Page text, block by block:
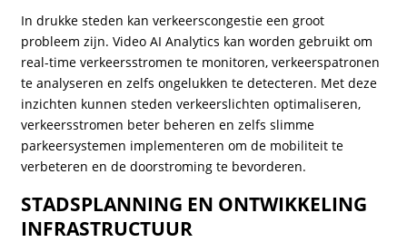
In drukke steden kan verkeerscongestie een groot
probleem zijn. Video AI Analytics kan worden gebruikt om
real-time verkeersstromen te monitoren, verkeerspatronen
te analyseren en zelfs ongelukken te detecteren. Met deze
inzichten kunnen steden verkeerslichten optimaliseren,
verkeersstromen beter beheren en zelfs slimme
parkeersystemen implementeren om de mobiliteit te
verbeteren en de doorstroming te bevorderen.
STADSPLANNING EN ONTWIKKELING
INFRASTRUCTUUR